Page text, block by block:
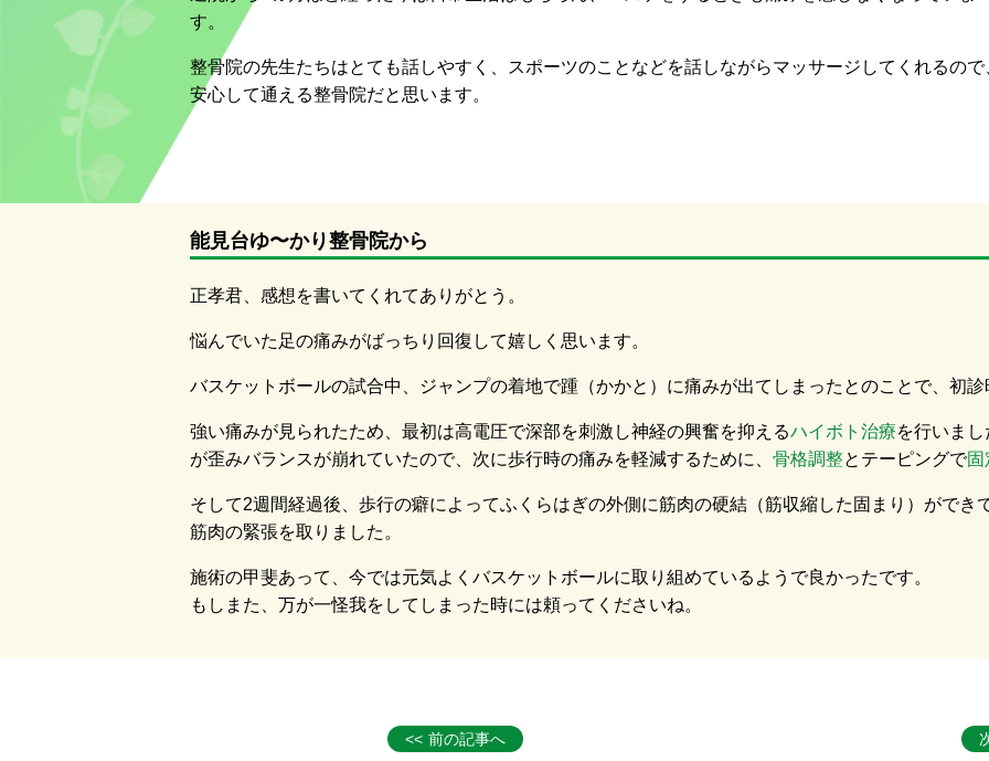
す。
整骨院の先生たちはとても話しやすく、スポーツのことなどを話しながらマッサージしてくれるので
安心して通える整骨院だと思います。
能見台ゆ〜かり整骨院から
正孝君、感想を書いてくれてありがとう。
悩んでいた足の痛みがばっちり回復して嬉しく思います。
バスケットボールの試合中、ジャンプの着地で踵（かかと）に痛みが出てしまったとのことで、初
強い痛みが見られたため、最初は高電圧で深部を刺激し神経の興奮を抑えるハイボト治療を行いま
が歪みバランスが崩れていたので、次に歩行時の痛みを軽減するために、 骨格調整とテーピングで固
そして2週間経過後、歩行の癖によってふくらはぎの外側に筋肉の硬結（筋収縮した固まり）ができ
筋肉の緊張を取りました。
施術の甲斐あって、今では元気よくバスケットボールに取り組めているようで良かったです。
もしまた、万が一怪我をしてしまった時には頼ってくださいね。
前の記事へ